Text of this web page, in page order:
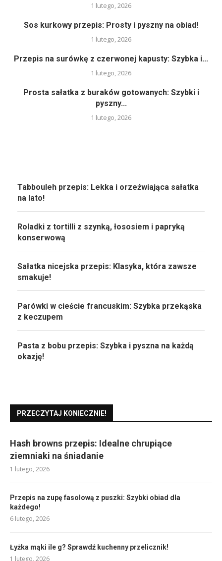
1 lutego, 2026
Sos kurkowy przepis: Prosty i pyszny na obiad!
1 lutego, 2026
Przepis na surówkę z czerwonej kapusty: Szybka i...
1 lutego, 2026
Prosta sałatka z buraków gotowanych: Szybki i
pyszny...
1 lutego, 2026
Tabbouleh przepis: Lekka i orzeźwiająca sałatka
na lato!
Roladki z tortilli z szynką, łososiem i papryką
konserwową
Sałatka nicejska przepis: Klasyka, która zawsze
smakuje!
Parówki w cieście francuskim: Szybka przekąska
z keczupem
Pasta z bobu przepis: Szybka i pyszna na każdą
okazję!
PRZECZYTAJ KONIECZNIE!
Hash browns przepis: Idealne chrupiące
ziemniaki na śniadanie
1 lutego, 2026
Przepis na zupę fasolową z puszki: Szybki obiad dla
każdego!
6 lutego, 2026
Łyżka mąki ile g? Sprawdź kuchenny przelicznik!
1 lutego, 2026